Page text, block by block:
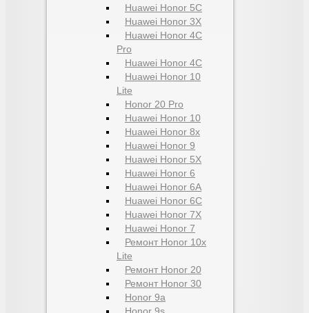
Huawei Honor 5C
Huawei Honor 3X
Huawei Honor 4C
Pro
Huawei Honor 4C
Huawei Honor 10
Lite
Honor 20 Pro
Huawei Honor 10
Huawei Honor 8x
Huawei Honor 9
Huawei Honor 5X
Huawei Honor 6
Huawei Honor 6A
Huawei Honor 6C
Huawei Honor 7X
Huawei Honor 7
Ремонт Honor 10x
Lite
Ремонт Honor 20
Ремонт Honor 30
Honor 9a
Honor 9s